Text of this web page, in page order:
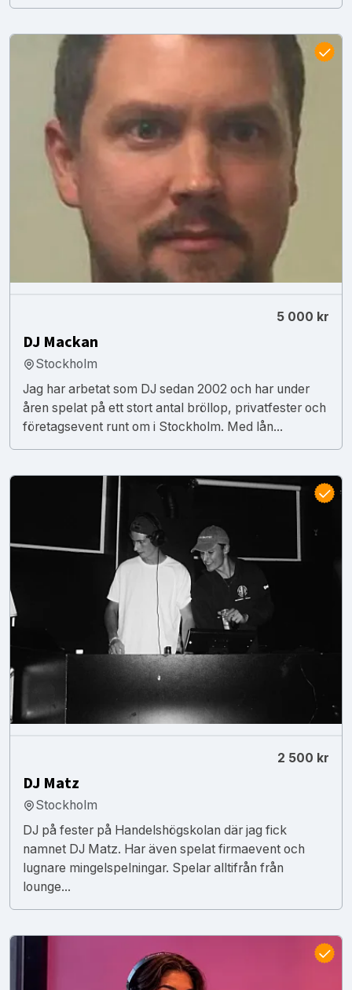
5 000 kr
DJ Mackan
Stockholm
Jag har arbetat som DJ sedan 2002 och har under
åren spelat på ett stort antal bröllop, privatfester och
företagsevent runt om i Stockholm. Med lån...
2 500 kr
DJ Matz
Stockholm
DJ på fester på Handelshögskolan där jag fick
namnet DJ Matz. Har även spelat firmaevent och
lugnare mingelspelningar. Spelar alltifrån från
lounge...